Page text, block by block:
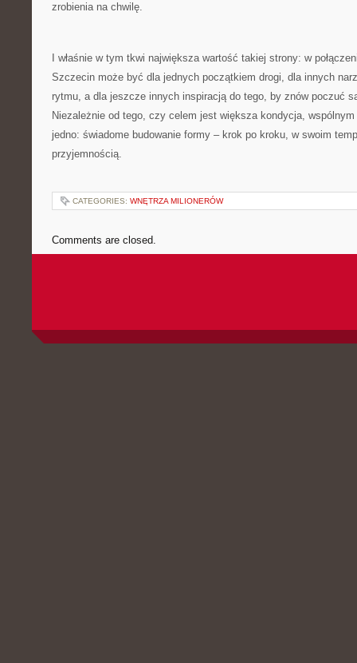
zrobienia na chwilę.
I właśnie w tym tkwi największa wartość takiej strony: w
Szczecin może być dla jednych początkiem drogi, dla innych
rytmu, a dla jeszcze innych inspiracją do tego, by znów poczuć
Niezależnie od tego, czy celem jest większa kondycja,
jedno: świadome budowanie formy – krok po kroku, w swoim
przyjemnością.
CATEGORIES: WNĘTRZA MILIONERÓW
Comments are closed.